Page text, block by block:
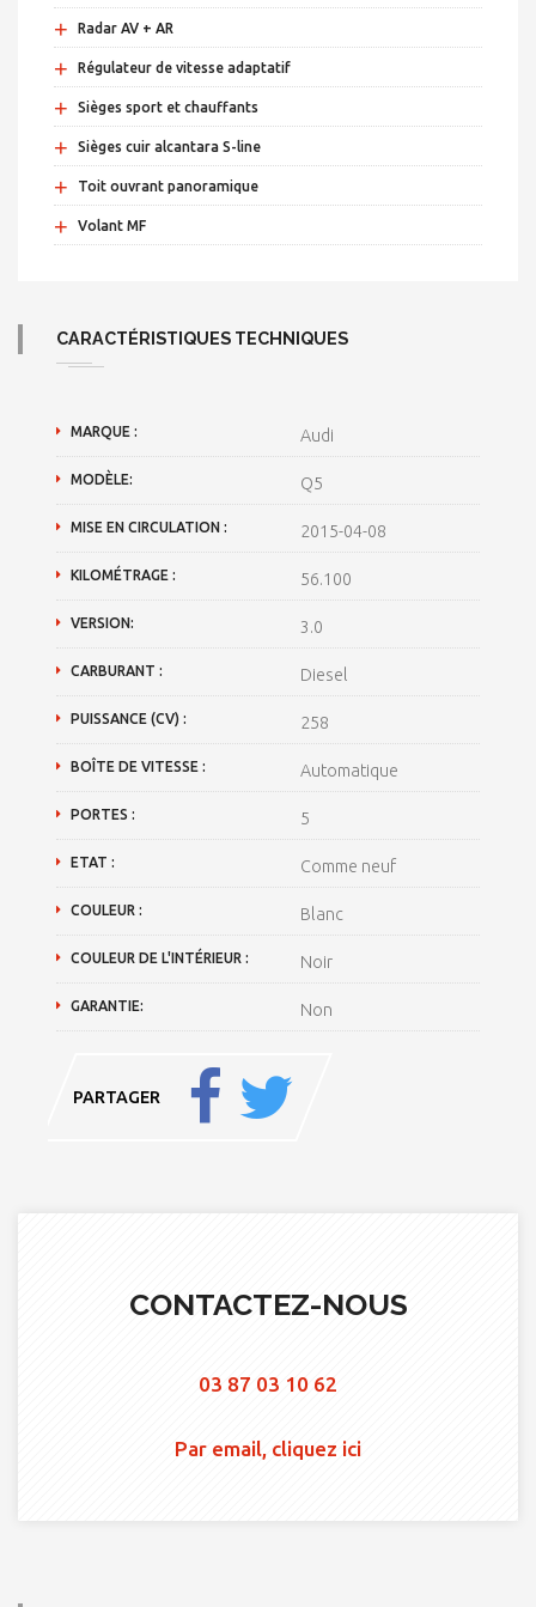
+
Radar AV + AR
+ Régulateur de vitesse adaptatif
+ Sièges sport et chauffants
+ Sièges cuir alcantara S-line
+ Toit ouvrant panoramique
+ Volant MF
CARACTÉRISTIQUES TECHNIQUES
MARQUE : Audi
MODÈLE: Q5
MISE EN CIRCULATION : 2015-04-08
KILOMÉTRAGE : 56.100
VERSION: 3.0
CARBURANT : Diesel
PUISSANCE (CV) : 258
BOÎTE DE VITESSE : Automatique
PORTES : 5
ETAT : Comme neuf
COULEUR : Blanc
COULEUR DE L'INTÉRIEUR : Noir
GARANTIE: Non
PARTAGER
CONTACTEZ-NOUS
03 87 03 10 62
Par email, cliquez ici